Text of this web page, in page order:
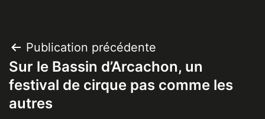
Navigation
de
l’article
Publication précédente
Sur le Bassin d’Arcachon, un
festival de cirque pas comme les
autres